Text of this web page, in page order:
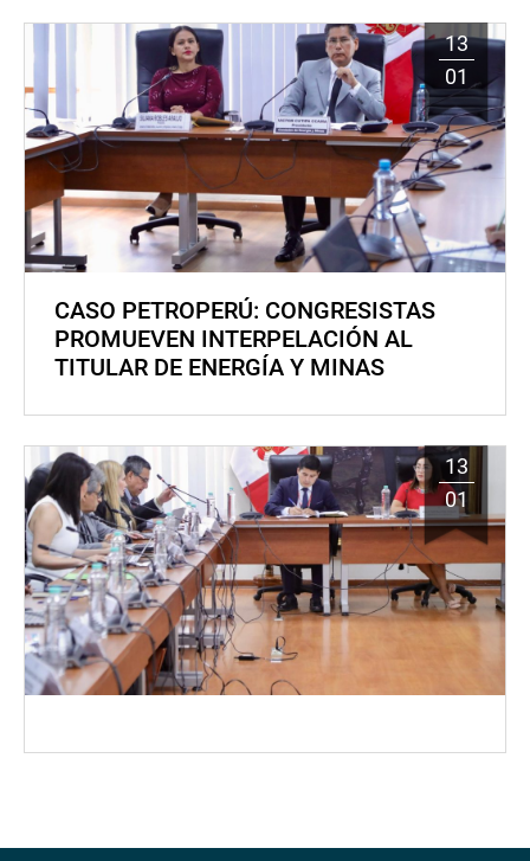
13
01
CASO PETROPERÚ: CONGRESISTAS
PROMUEVEN INTERPELACIÓN AL
TITULAR DE ENERGÍA Y MINAS
13
01